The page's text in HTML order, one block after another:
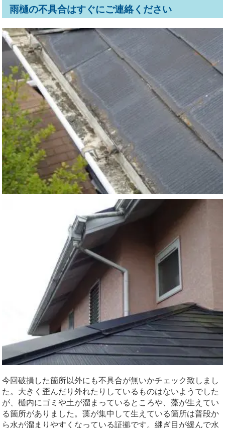
雨樋の不具合はすぐにご連絡ください
今回破損した箇所以外にも不具合が無いかチェック致しまし
た。大きく歪んだり外れたりしているものはないようでした
が、樋内にゴミや土が溜まっているところや、藻が生えてい
る箇所がありました。藻が集中して生えている箇所は普段か
ら水が溜まりやすくなっている証拠です。継ぎ目が緩んで水